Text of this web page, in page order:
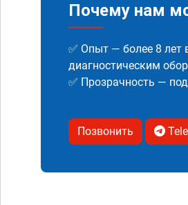
Почему нам
✅ Опыт — более 8 лет
диагностическим
✅ Прозрачность —
Позвонить